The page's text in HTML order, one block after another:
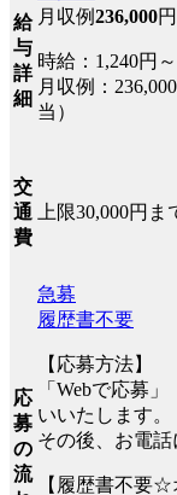
給
与
詳
細
月収例236,000円
時給：1,240円～
月収例：
当）
交
通
費
上限30,000円
応
募
の
流
急募
履歴書不要
【応募方法】
「Webで応募
いいたします。
その後、お電話
【履歴書不要☆